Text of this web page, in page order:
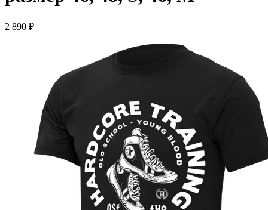
2 890 ₽